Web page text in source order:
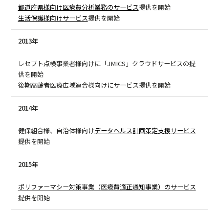
都道府県様向け医療費分析業務のサービス提供を開始
生活保護様向けサービス提供を開始
2013年
レセプト点検事業者様向けに「JMICS」クラウドサービスの提
供を開始
後期高齢者医療広域連合様向けにサービス提供を開始
2014年
健保組合様、自治体様向けデータヘルス計画策定支援サービス
提供を開始
2015年
ポリファーマシー対策事業（医療費適正通知事業）のサービス
提供を開始